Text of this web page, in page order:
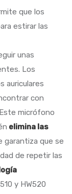
que los
estirar las
unas
Los
auriculares
con
micrófono
elimina las
garantiza que se
de repetir las
y HW520